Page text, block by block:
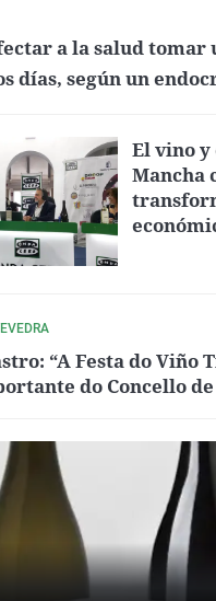
a la salud tomar
días, según un
El vino y
Mancha
“A Festa do Viño
do Concello